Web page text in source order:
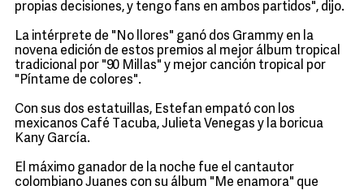
propias decisiones, y tengo fans en ambos partidos", dijo.
La intérprete de "No llores" ganó dos Grammy en la
novena edición de estos premios al mejor álbum tropical
tradicional por "90 Millas" y mejor canción tropical por
"Píntame de colores".
Con sus dos estatuillas, Estefan empató con los
mexicanos Café Tacuba, Julieta Venegas y la boricua
Kany García.
El máximo ganador de la noche fue el cantautor
colombiano Juanes con su álbum "Me enamora" que